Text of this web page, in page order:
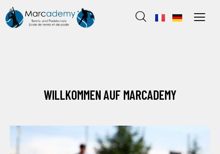
WILLKOMMEN AUF MARCADEMY